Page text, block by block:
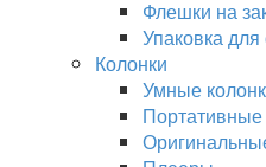
Флешки на
Упаковка
Колонки
Умные
Портативные